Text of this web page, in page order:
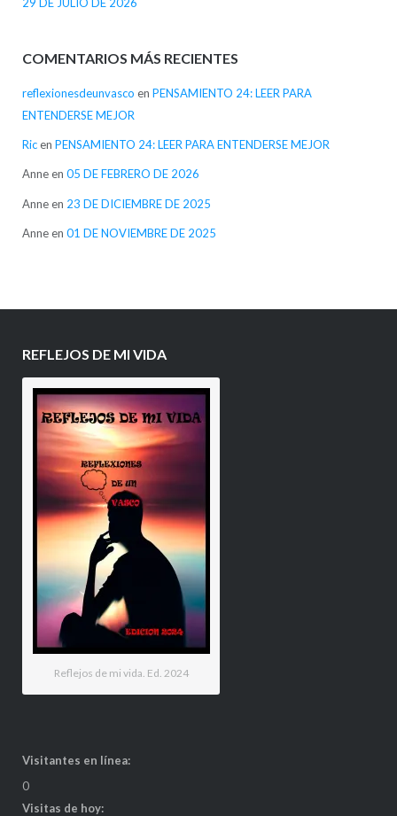
COMENTARIOS MÁS RECIENTES
reflexionesdeunvasco en PENSAMIENTO 24: LEER PARA
ENTENDERSE MEJOR
Ricen PENSAMIENTO 24: LEER PARA ENTENDERSE MEJOR
Anneen 05 DE FEBRERO DE 2026
Anneen 23 DE DICIEMBRE DE 2025
Anneen 01 DE NOVIEMBRE DE 2025
REFLEJOS DE MI VIDA
Reflejos de mi vida. Ed. 2024
Visitantes en línea:
0
Visitas de hoy: